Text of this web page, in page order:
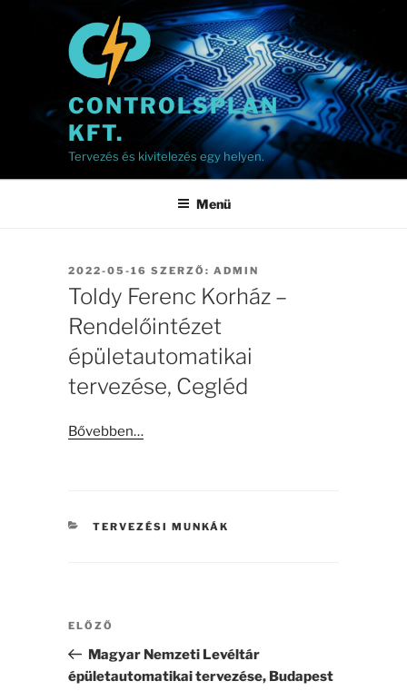
CONTROLSPLAN
KFT.
Tervezés és kivitelezés egy helyen.
Menü
BEKÜLDVE:
2022-05-16 SZERZŐ: ADMIN
Toldy Ferenc Korház –
Rendelőintézet
épületautomatikai
tervezése, Cegléd
Bővebben…
KATEGÓRIÁK
TERVEZÉSI MUNKÁK
Bejegyzés
Korábbi
bejegyzés
ELŐZŐ
Magyar Nemzeti Levéltár
épületautomatikai tervezése, Budapest